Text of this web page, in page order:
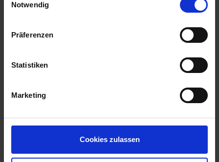
Notwendig
Präferenzen
Statistiken
Marketing
Cookies zulassen
Koblenz / Deutschland
13€ Ausflug: Rundgang und Ehrenbreitstein - ca. 3 Std. - 39€
Rüdesheim / Deutschland